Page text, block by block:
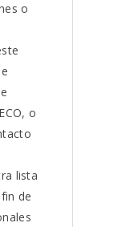
o
o
lista
de